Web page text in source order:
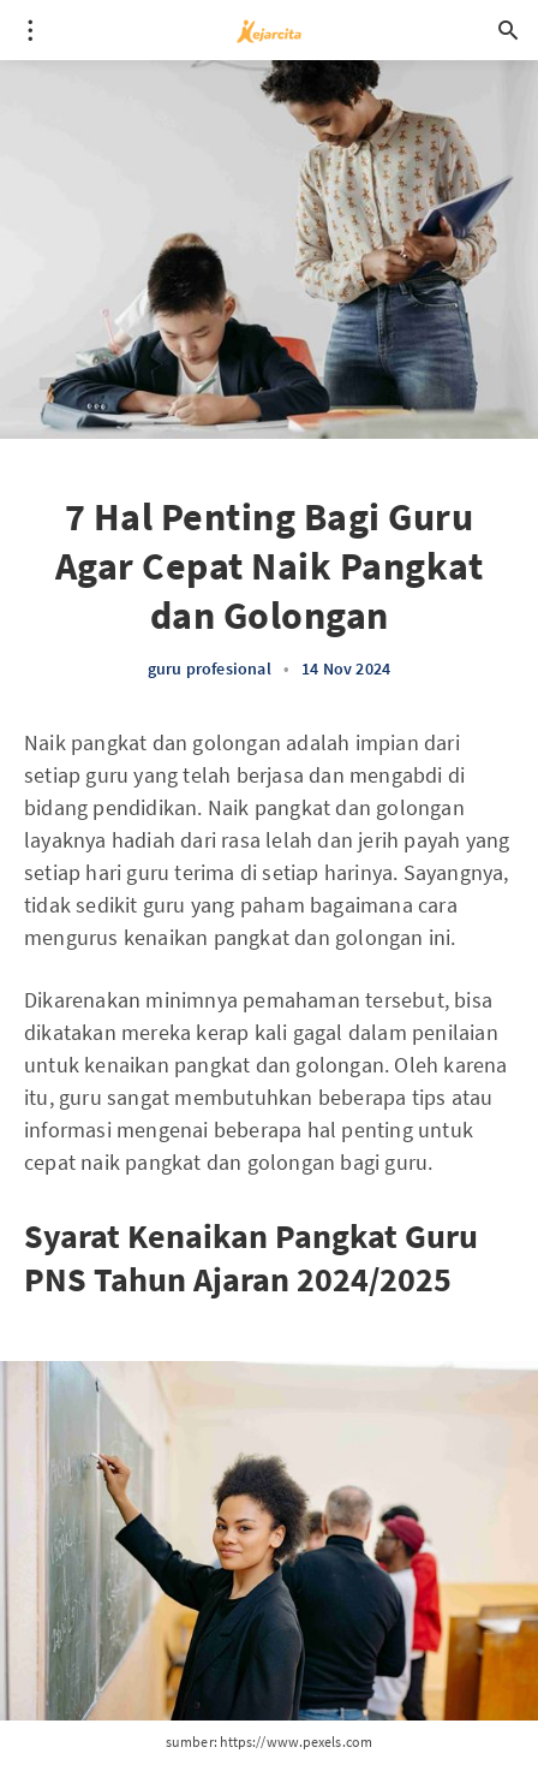
7 Hal Penting Bagi Guru
Agar Cepat Naik Pangkat
dan Golongan
guru profesional • 14 Nov 2024
Naik pangkat dan golongan adalah impian dari
setiap guru yang telah berjasa dan mengabdi di
bidang pendidikan. Naik pangkat dan golongan
layaknya hadiah dari rasa lelah dan jerih payah yang
setiap hari guru terima di setiap harinya. Sayangnya,
tidak sedikit guru yang paham bagaimana cara
mengurus kenaikan pangkat dan golongan ini.
Dikarenakan minimnya pemahaman tersebut, bisa
dikatakan mereka kerap kali gagal dalam penilaian
untuk kenaikan pangkat dan golongan. Oleh karena
itu, guru sangat membutuhkan beberapa tips atau
informasi mengenai beberapa hal penting untuk
cepat naik pangkat dan golongan bagi guru.
Syarat Kenaikan Pangkat Guru
PNS Tahun Ajaran 2024/2025
sumber: https://www.pexels.com